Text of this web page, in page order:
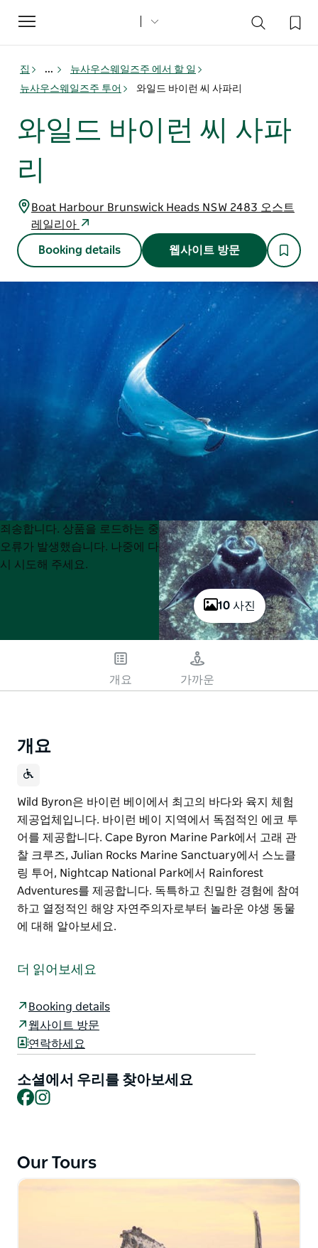
Toggle
navigation
집 ...
뉴사우스웨일즈주 에서 할 일
뉴사우스웨일즈주 투어
와일드 바이런 씨 사파리
와일드 바이런 씨 사파
리
Boat Harbour Brunswick Heads NSW 2483 오스트
레일리아
Booking details 웹사이트 방문
10 사진
Product
List
Product
List
죄송합니다. 상품을 로드하는 중
오류가 발생했습니다. 나중에 다
시 시도해 주세요.
개요 가까운
개요
Wild Byron은 바이런 베이에서 최고의 바다와 육지 체험
제공업체입니다. 바이런 베이 지역에서 독점적인 에코 투
어를 제공합니다. Cape Byron Marine Park에서 고래 관
찰 크루즈, Julian Rocks Marine Sanctuary에서 스노클
링 투어, Nightcap National Park에서 Rainforest
Adventures를 제공합니다. 독특하고 친밀한 경험에 참여
하고 열정적인 해양 자연주의자로부터 놀라운 야생 동물
에 대해 알아보세요.
제공업체입니다.
Cape Byron Marine Park에서 고래 관찰 크루즈, Julian
Rocks Marine Sanctuary에서 스노클링 투어, Nightcap
National Park에서 Rainforest Adventures를 제공합니
다.
독특하고 친밀한 경험에 참여하고 열정적인 해양 자연주
의자로부터 놀라운 야생 동물에 대해 알아보세요.
더 읽어보세요
Booking details
웹사이트 방문
연락하세요
소셜에서 우리를 찾아보세요
Facebook
Our Tours